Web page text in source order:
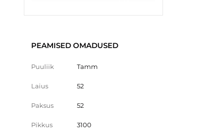
PEAMISED OMADUSED
Puuliik Tamm
Laius 52
Paksus 52
Pikkus 3100